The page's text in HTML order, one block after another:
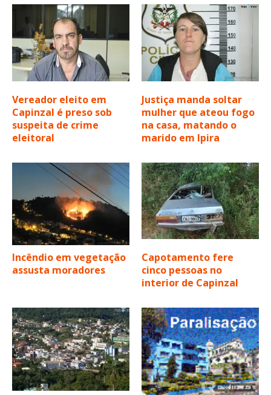
Vereador eleito em
Capinzal é preso sob
suspeita de crime
eleitoral
Justiça manda soltar
mulher que ateou fogo
na casa, matando o
marido em Ipira
Incêndio em vegetação
assusta moradores
Capotamento fere
cinco pessoas no
interior de Capinzal